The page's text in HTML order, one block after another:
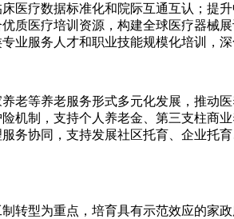
疗数据标准化和院际互通互认；提
质医疗培训资源，构建全球医疗器械
服务人才和职业技能规模化培训，
老等养老服务形式多元化发展，推动
机制，支持个人养老金、第三支柱商
务协同，支持发展社区托育、企业托
转型为重点，培育具有示范效应的家